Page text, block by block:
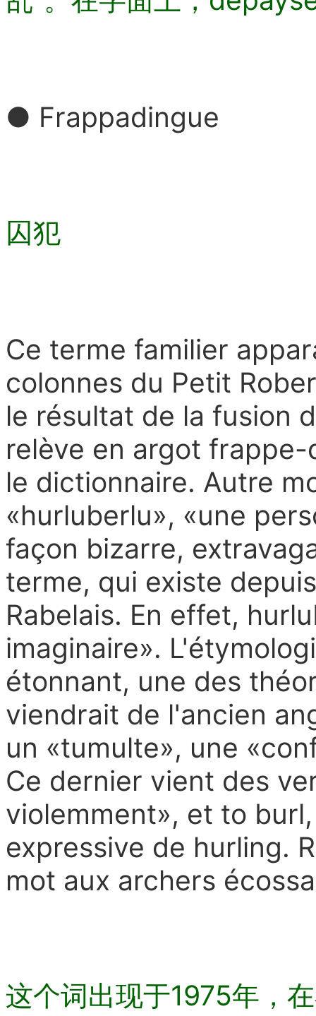
● Frappadingue
囚犯
Ce terme familier
colonnes du Petit
le résultat de la fusion
relève en argot frappe-
le dictionnaire. Autre
«hurluberlu», «une
façon bizarre,
terme, qui existe
Rabelais. En effet,
imaginaire».
étonnant, une des
viendrait de l'ancien
un «tumulte», une
Ce dernier vient des
violemment», et to
expressive de hurling.
mot aux archers
这个词出现于1975年，